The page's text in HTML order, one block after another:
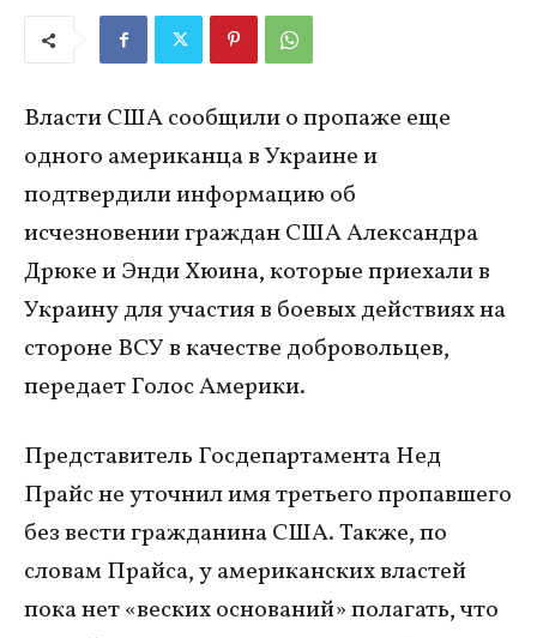
Власти США сообщили о пропаже еще
одного американца в Украине и
подтвердили информацию об
исчезновении граждан США Александра
Дрюке и Энди Хюина, которые приехали в
Украину для участия в боевых действиях на
стороне ВСУ в качестве добровольцев,
передает Голос Америки.
Представитель Госдепартамента Нед
Прайс не уточнил имя третьего пропавшего
без вести гражданина США. Также, по
словам Прайса, у американских властей
пока нет «веских оснований» полагать, что